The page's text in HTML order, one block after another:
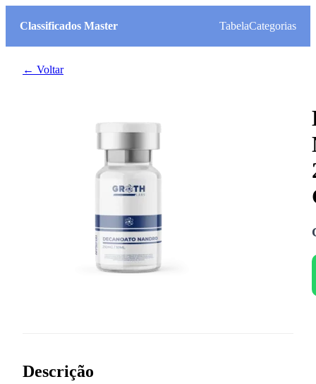
Classificados Master TabelaCategorias
← Voltar
Descrição